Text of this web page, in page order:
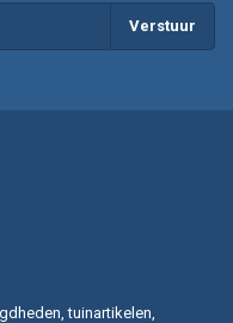
Verstuur
tuinartikelen,